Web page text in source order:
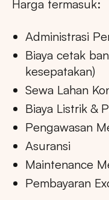
Harga termasuk:
Administrasi
Biaya cetak
kesepatakan)
Sewa Lahan
Biaya Listrik &
Pengawasan
Asuransi
Maintenance
Pembayaran